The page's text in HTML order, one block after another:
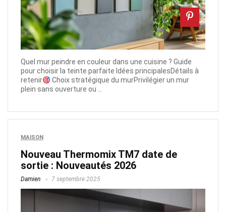
Quel mur peindre en couleur dans une cuisine ? Guide
pour choisir la teinte parfaite Idées principalesDétails à
retenir
Choix stratégique du murPrivilégier un mur
plein sans ouverture ou ...
MAISON
Nouveau Thermomix TM7 date de
sortie : Nouveautés 2026
Damien 7 septembre 2025